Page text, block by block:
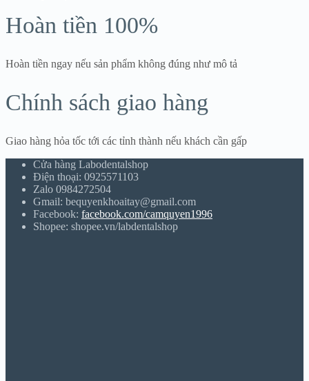
Hoàn tiền 100%
Hoàn tiền ngay nếu sản phẩm không đúng như mô tả
Chính sách giao hàng
Giao hàng hỏa tốc tới các tỉnh thành nếu khách cần gấp
Cửa hàng Labodentalshop
Điện thoại: 0925571103
Zalo 0984272504
Gmail: bequyenkhoaitay@gmail.com
Facebook: facebook.com/camquyen1996
Shopee: shopee.vn/labdentalshop